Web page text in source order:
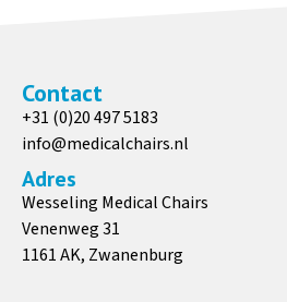
Contact
+31 (0)20 497 5183
info@medicalchairs.nl
Adres
Wesseling Medical Chairs
Venenweg 31
1161 AK, Zwanenburg